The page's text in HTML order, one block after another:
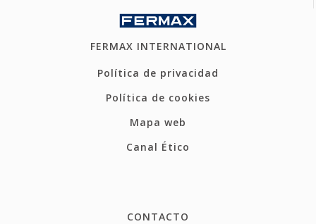
FERMAX INTERNATIONAL
Política de privacidad
Política de cookies
Mapa web
Canal Ético
CONTACTO